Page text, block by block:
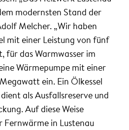
modernsten Stand der
Melcher. „Wir haben
mit einer Leistung von fünf
das Warmwasser im
Wärmepumpe mit einer
ein. Ein Ölkessel
als Ausfallsreserve und
Auf diese Weise
in Lustenau